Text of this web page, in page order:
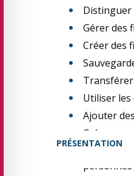
PRÉSENTATION
Distinguer
Gérer des
Créer des
Utiliser
Ajouter
Créer une
Prévoir